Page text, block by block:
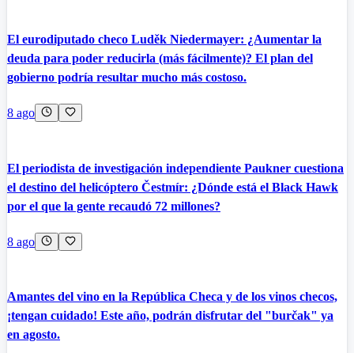
El eurodiputado checo Luděk Niedermayer: ¿Aumentar la
deuda para poder reducirla (más fácilmente)? El plan del
gobierno podría resultar mucho más costoso.
8 ago
El periodista de investigación independiente Paukner cuestiona
el destino del helicóptero Čestmír: ¿Dónde está el Black Hawk
por el que la gente recaudó 72 millones?
8 ago
Amantes del vino en la República Checa y de los vinos checos,
¡tengan cuidado! Este año, podrán disfrutar del "burčak" ya
en agosto.